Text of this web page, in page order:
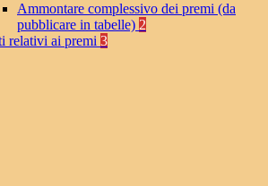
Ammontare complessivo dei premi (da
pubblicare in tabelle) 2
relativi ai premi 3